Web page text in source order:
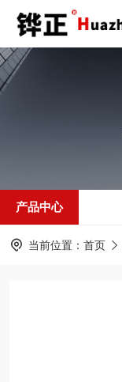
产品中心
当前位置： 首页